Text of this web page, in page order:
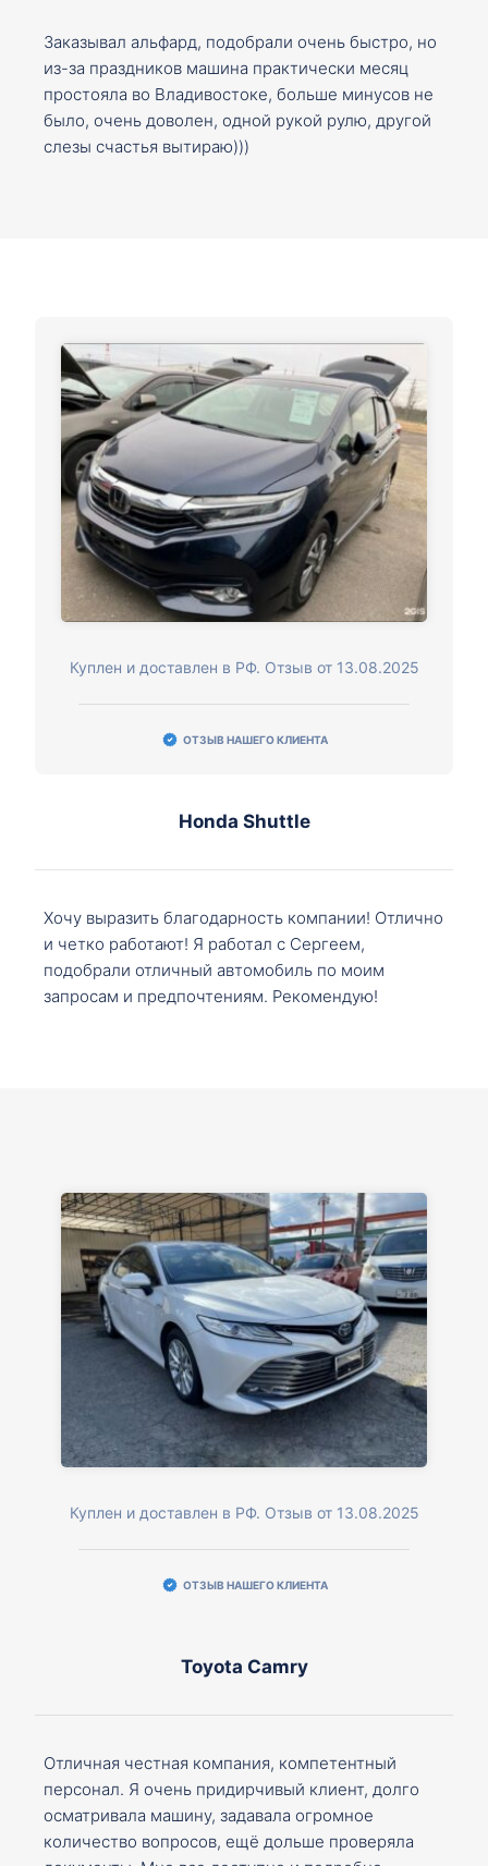
Заказывал альфард, подобрали очень быстро, но
из-за праздников машина практически месяц
простояла во Владивостоке, больше минусов не
было, очень доволен, одной рукой рулю, другой
слезы счастья вытираю)))
Куплен и доставлен в РФ. Отзыв от 13.08.2025
ОТЗЫВ НАШЕГО КЛИЕНТА
Honda Shuttle
Хочу выразить благодарность компании! Отлично
и четко работают! Я работал с Сергеем,
подобрали отличный автомобиль по моим
запросам и предпочтениям. Рекомендую!
Куплен и доставлен в РФ. Отзыв от 13.08.2025
ОТЗЫВ НАШЕГО КЛИЕНТА
Toyota Camry
Отличная честная компания, компетентный
персонал. Я очень придирчивый клиент, долго
осматривала машину, задавала огромное
количество вопросов, ещё дольше проверяла